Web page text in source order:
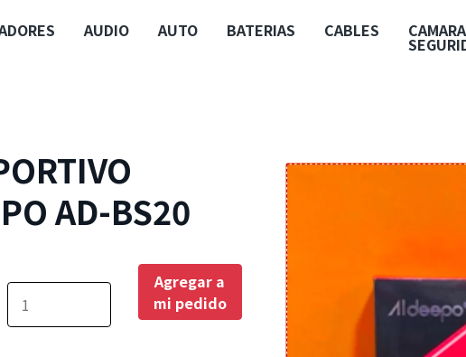
AUDIO AUTO BATERIAS CABLES
AD-BS20
Agregar a
mi pedido